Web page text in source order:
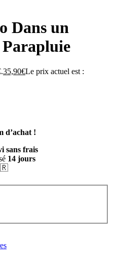
Dans un
35,90€Le prix actuel est :
d’achat !
sans frais
14 jours